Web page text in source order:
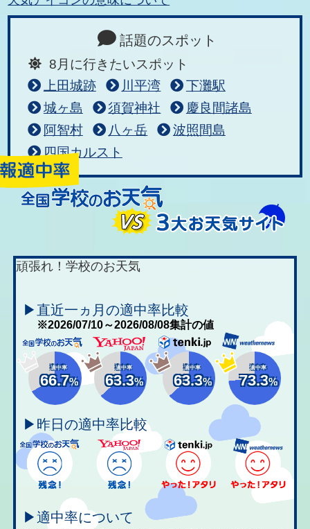
話題のスポット
8月に行きたいスポット
上田城跡
川平湾
下灘駅
城ヶ島
須賀神社
慶良間諸島
阿智村
八ヶ岳
波照間島
四国カルスト
頑張れ！学校のお天気
▶直近一ヵ月の適中率比較
※2026/07/10～2026/08/08集計の値
適中率
66.7%
適中率
63.3%
適中率
63.3%
適中率
73.3%
▶昨日の適中率比較
▶適中率について